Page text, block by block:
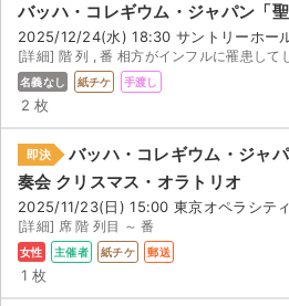
バッハ・コレギウム・ジャパン「聖
2025/12/24(水) 18:30 サントリーホー
名義なし 紙チケ 手渡し
2 枚
即決
バッハ・コレギウム・ジャ
奏会 クリスマス・オラトリオ
2025/11/23(日) 15:00 東京オペラシテ
[詳細] 席 階 列目 ～ 番
女性 主催者 紙チケ 郵送
1 枚